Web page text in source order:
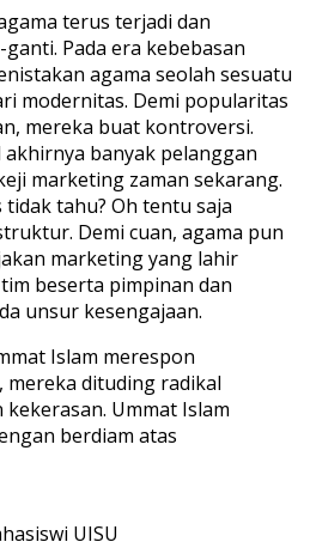
terus terjadi dan
Pada era kebebasan
agama seolah sesuatu
modernitas. Demi popularitas
mereka buat kontroversi.
banyak pelanggan
marketing zaman sekarang.
tahu? Oh tentu saja
Demi cuan, agama pun
marketing yang lahir
beserta pimpinan dan
unsur kesengajaan.
Islam merespon
mereka dituding radikal
Ummat Islam
berdiam atas
UISU